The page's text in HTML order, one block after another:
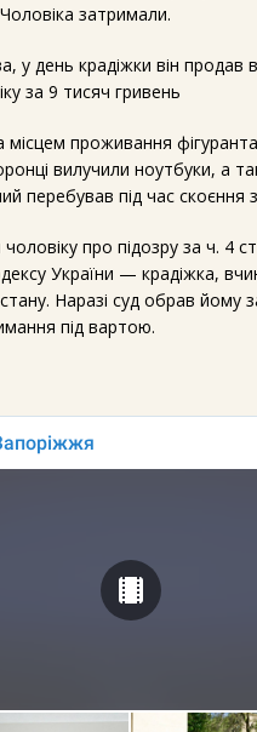
затримали.
у день крадіжки він продав
за 9 тисяч гривень
місцем проживання
вилучили ноутбуки, а
перебував під час скоєння
чоловіку про підозру за ч. 4
України — крадіжка,
Наразі суд обрав йому
під вартою.